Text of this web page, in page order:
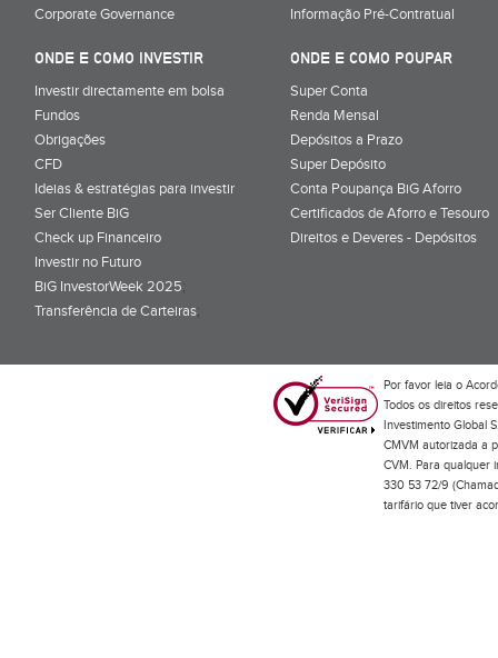
Corporate Governance
Informação Pré-Contratual
ONDE E COMO INVESTIR
Investir directamente em bolsa
Fundos
Obrigações
CFD
Ideias & estratégias para investir
Ser Cliente BiG
Check up Financeiro
Investir no Futuro
BiG InvestorWeek 2025;
Transferência de Carteiras;
ONDE E COMO POUPAR
Super Conta
Renda Mensal
Depósitos a Prazo
Super Depósito
Conta Poupança BiG Aforro
Certificados de Aforro e Tesouro
Direitos e Deveres - Depósitos
Por favor leia o
Todos os direitos
Investimento Global
CMVM autorizada a
CVM. Para qualquer
330 53 72/9
tarifário que tiver